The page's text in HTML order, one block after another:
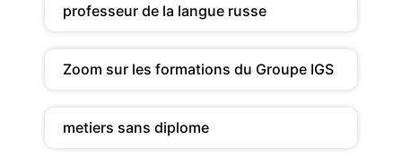
professeur de la langue russe
Zoom sur les formations du Groupe IGS
metiers sans diplome